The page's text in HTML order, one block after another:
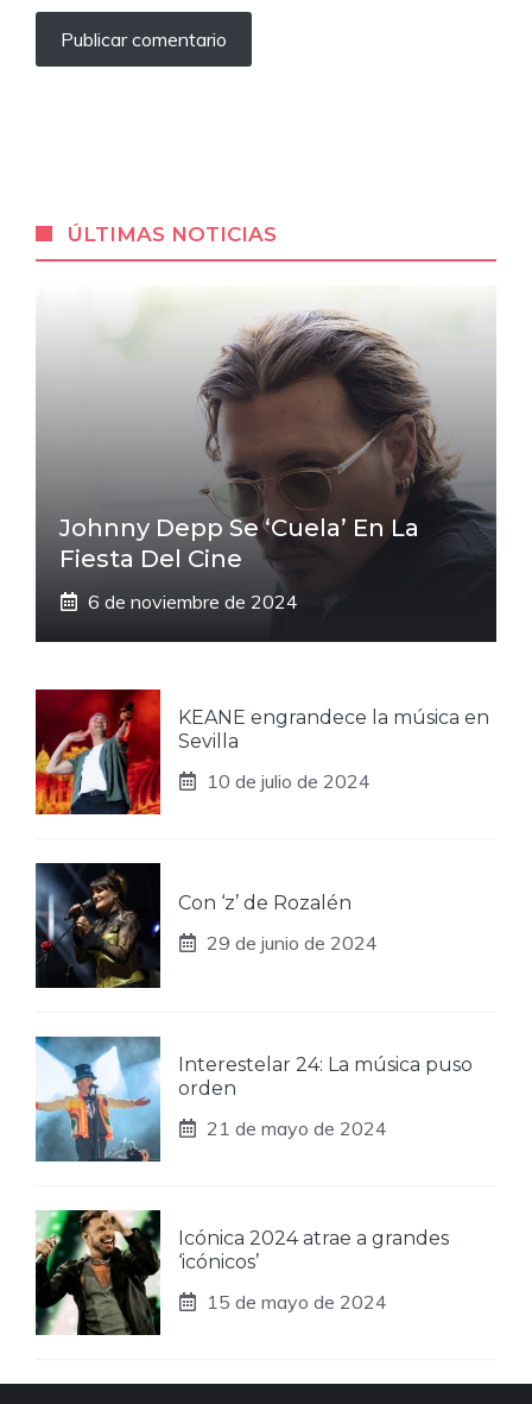
ÚLTIMAS NOTICIAS
Johnny Depp Se ‘cuela’ En La
Fiesta Del Cine
6 de noviembre de 2024
KEANE engrandece la música en
Sevilla
10 de julio de 2024
Con ‘z’ de Rozalén
29 de junio de 2024
Interestelar 24: La música puso
orden
21 de mayo de 2024
Icónica 2024 atrae a grandes
‘icónicos’
15 de mayo de 2024